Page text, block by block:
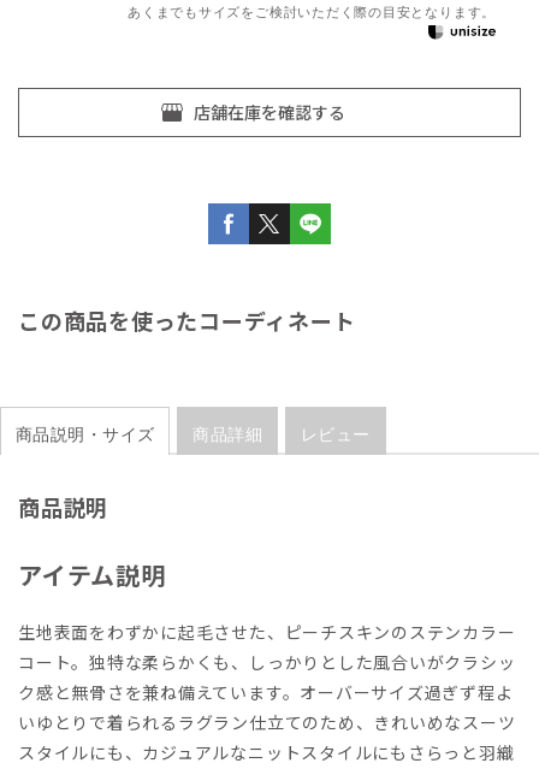
あくまでもサイズをご検討いただく際の目安となります。
この商品を使ったコーディネート
商品説明・サイズ 商品詳細 レビュー
商品説明
アイテム説明
生地表面をわずかに起毛させた、ピーチスキンのステンカラー
コート。独特な柔らかくも、しっかりとした風合いがクラシッ
ク感と無骨さを兼ね備えています。オーバーサイズ過ぎず程よ
いゆとりで着られるラグラン仕立てのため、きれいめなスーツ
スタイルにも、カジュアルなニットスタイルにもさらっと羽織